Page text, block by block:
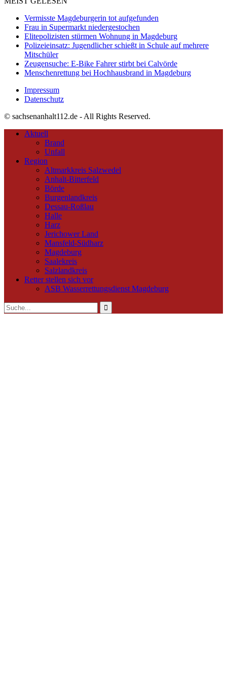
Vermisste Magdeburgerin tot aufgefunden
Frau in Supermarkt niedergestochen
Elitepolizisten stürmen Wohnung in Magdeburg
Polizeieinsatz: Jugendlicher schießt in Schule auf mehrere
Mitschüler
Zeugensuche: E-Bike Fahrer stirbt bei Calvörde
Menschenrettung bei Hochhausbrand in Magdeburg
Impressum
Datenschutz
© sachsenanhalt112.de - All Rights Reserved.
Aktuell
Brand
Unfall
Region
Altmarkkreis Salzwedel
Anhalt-Bitterfeld
Börde
Burgenlandkreis
Dessau-Roßlau
Halle
Harz
Jerichower Land
Mansfeld-Südharz
Magdeburg
Saalekreis
Salzlandkreis
Retter stellen sich vor
ASB Wasserrettungsdienst Magdeburg